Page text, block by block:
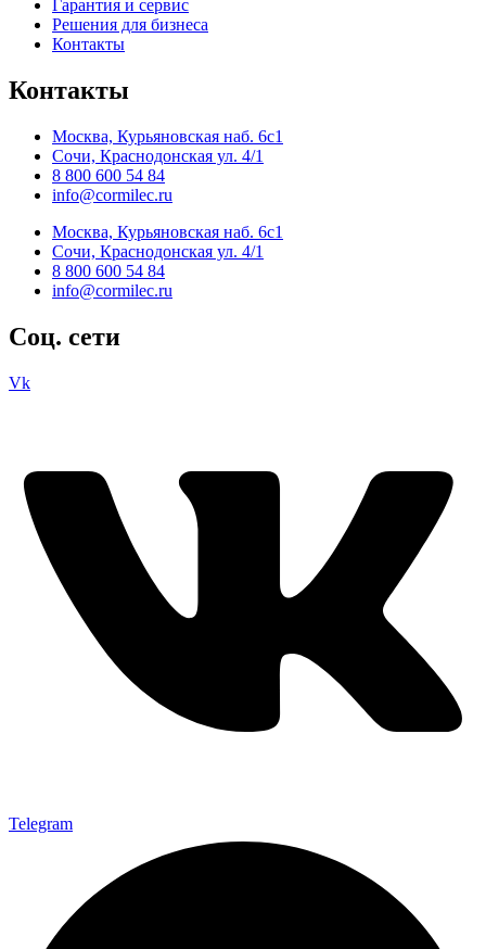
Гарантия и сервис
Решения для бизнеса
Контакты
Контакты
Москва, Курьяновская наб. 6с1
Сочи, Краснодонская ул. 4/1
8 800 600 54 84
info@cormilec.ru
Москва, Курьяновская наб. 6с1
Сочи, Краснодонская ул. 4/1
8 800 600 54 84
info@cormilec.ru
Соц. сети
Vk
Telegram